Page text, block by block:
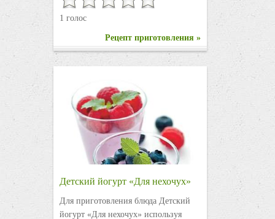
1 голос
Рецепт приготовления »
Детский йогурт «Для нехочух»
Для приготовления блюда Детский
йогурт «Для нехочух» используя